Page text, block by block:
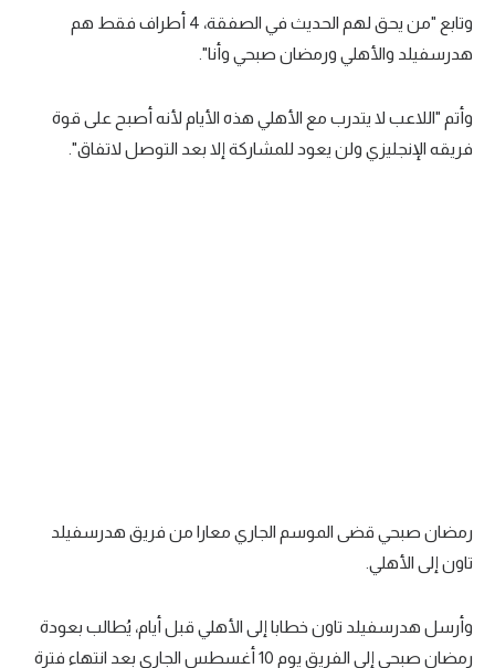
تحليل في الجول
كويز في الجول
وتابع "من يحق لهم الحديث في الصفقة، 4 أطراف فقط هم
هدرسفيلد والأهلي ورمضان صبحي وأنا".
وأتم "اللاعب لا يتدرب مع الأهلي هذه الأيام لأنه أصبح على قوة
فريقه الإنجليزي ولن يعود للمشاركة إلا بعد التوصل لاتفاق".
رمضان صبحي قضى الموسم الجاري معارا من فريق هدرسفيلد
تاون إلى الأهلي.
وأرسل هدرسفيلد تاون خطابا إلى الأهلي قبل أيام، يُطالب بعودة
رمضان صبحي إلى الفريق يوم 10 أغسطس الجاري بعد انتهاء فترة